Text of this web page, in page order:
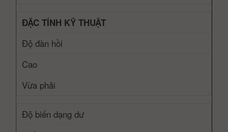
ĐẶC TÍNH KỸ THUẬT
Độ đàn hồi
Cao
Vừa phải
Độ biến dạng dư